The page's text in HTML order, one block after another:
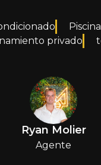
Piscina
privado
Ryan Molier
Agente